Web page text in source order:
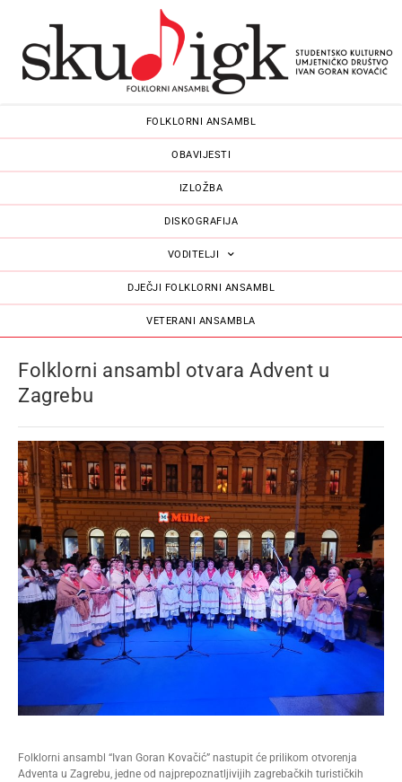
FOLKLORNI ANSAMBL
OBAVIJESTI
IZLOŽBA
DISKOGRAFIJA
VODITELJI
DJEČJI FOLKLORNI ANSAMBL
VETERANI ANSAMBLA
Folklorni ansambl otvara Advent u
Zagrebu
Folklorni ansambl “Ivan Goran Kovačić” nastupit će prilikom otvorenja
Adventa u Zagrebu, jedne od najprepoznatljivijih zagrebačkih turističkih